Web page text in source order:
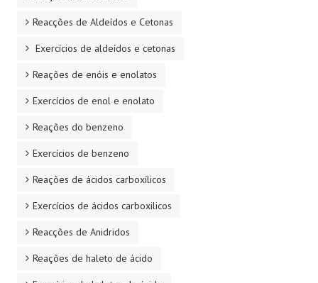
Reacções de Aldeídos e Cetonas
Exercícios de aldeídos e cetonas
Reações de enóis e enolatos
Exercícios de enol e enolato
Reações do benzeno
Exercícios de benzeno
Reações de ácidos carboxílicos
Exercícios de ácidos carboxilicos
Reacções de Anidridos
Reações de haleto de ácido